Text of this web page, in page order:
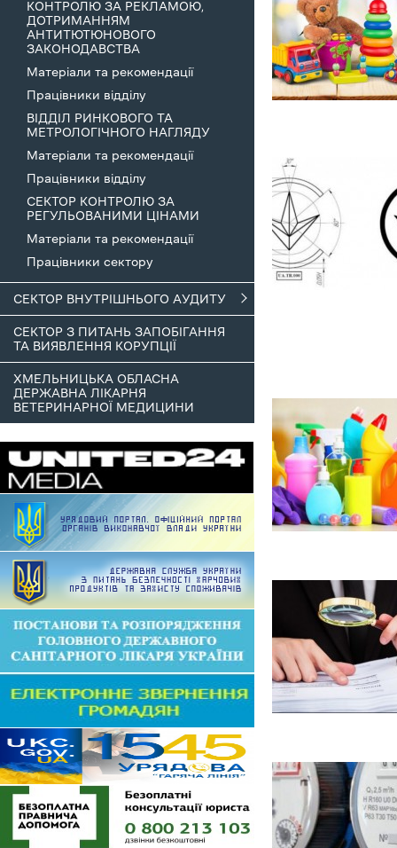
КОНТРОЛЮ ЗА РЕКЛАМОЮ,
ДОТРИМАННЯМ
АНТИТЮТЮНОВОГО
ЗАКОНОДАВСТВА
Матеріали та рекомендації
Працівники відділу
ВІДДІЛ РИНКОВОГО ТА
МЕТРОЛОГІЧНОГО НАГЛЯДУ
Матеріали та рекомендації
Працівники відділу
СЕКТОР КОНТРОЛЮ ЗА
РЕГУЛЬОВАНИМИ ЦІНАМИ
Матеріали та рекомендації
Працівники сектору
СЕКТОР ВНУТРІШНЬОГО АУДИТУ
СЕКТОР З ПИТАНЬ ЗАПОБІГАННЯ
ТА ВИЯВЛЕННЯ КОРУПЦІЇ
ХМЕЛЬНИЦЬКА ОБЛАСНА
ДЕРЖАВНА ЛІКАРНЯ
ВЕТЕРИНАРНОЇ МЕДИЦИНИ